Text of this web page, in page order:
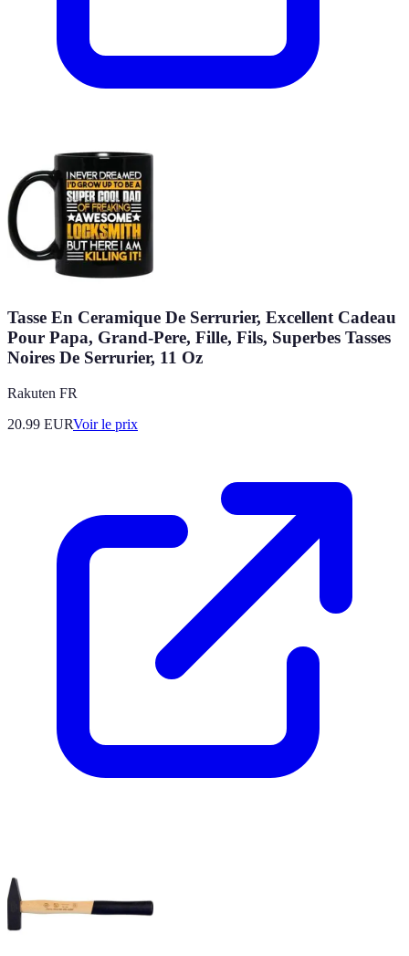
Tasse En Ceramique De Serrurier, Excellent Cadeau
Pour Papa, Grand-Pere, Fille, Fils, Superbes Tasses
Noires De Serrurier, 11 Oz
Rakuten FR
20.99 EURVoir le prix